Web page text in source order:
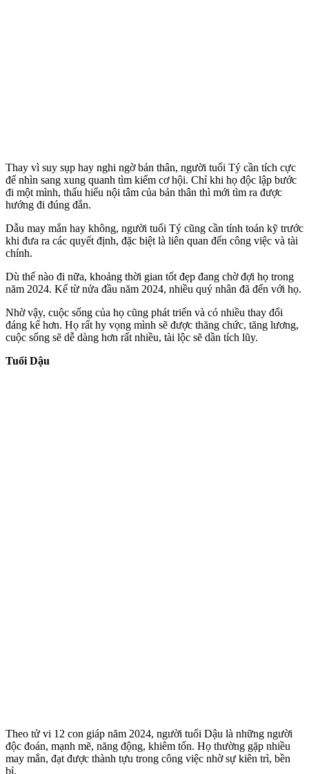
Thay vì suy sụp hay nghi ngờ bản thân, người tuổi Tý cần tích cực
để nhìn sang xung quanh tìm kiếm cơ hội. Chỉ khi họ độc lập bước
đi một mình, thấu hiểu nội tâm của bản thân thì mới tìm ra được
hướng đi đúng đắn.
Dẫu may mắn hay không, người tuổi Tý cũng cần tính toán kỹ trước
khi đưa ra các quyết định, đặc biệt là liên quan đến công việc và tài
chính.
Dù thế nào đi nữa, khoảng thời gian tốt đẹp đang chờ đợi họ trong
năm 2024. Kể từ nửa đầu năm 2024, nhiều quý nhân đã đến với họ.
Nhờ vậy, cuộc sống của họ cũng phát triển và có nhiều thay đổi
đáng kể hơn. Họ rất hy vọng mình sẽ được thăng chức, tăng lương,
cuộc sống sẽ dễ dàng hơn rất nhiều, tài lộc sẽ dần tích lũy.
Tuổi Dậu
Theo tử vi 12 con giáp năm 2024, người tuổi Dậu là những người
độc đoán, mạnh mẽ, năng động, khiêm tốn. Họ thường gặp nhiều
may mắn, đạt được thành tựu trong công việc nhờ sự kiên trì, bền
bỉ.